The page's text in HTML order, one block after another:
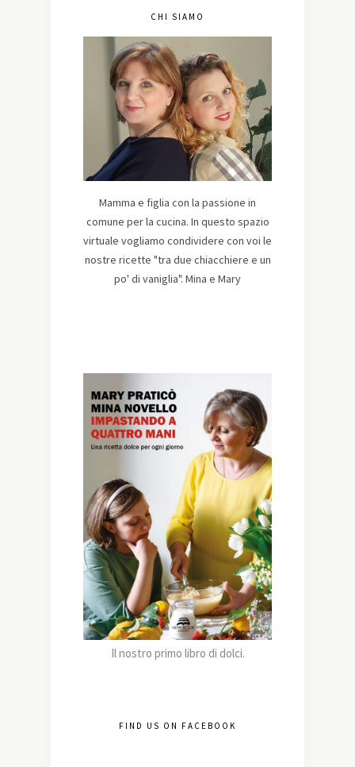
CHI SIAMO
Mamma e figlia con la passione in
comune per la cucina. In questo spazio
virtuale vogliamo condividere con voi le
nostre ricette "tra due chiacchiere e un
po' di vaniglia". Mina e Mary
Il nostro primo libro di dolci.
FIND US ON FACEBOOK